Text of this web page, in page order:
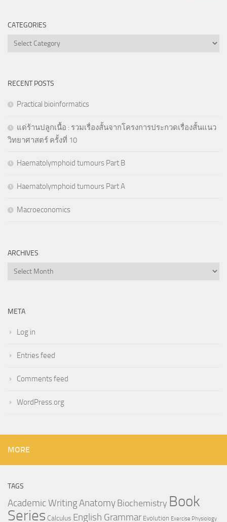
CATEGORIES
Categories
RECENT POSTS
Practical bioinformatics
แด่ร้านปลูกเนื้อ : รวมเรื่องสั้นจากโครงการประกวดเรื่องสั้นแนว
วิทยาศาสตร์ ครั้งที่ 10
Haematolymphoid tumours Part B
Haematolymphoid tumours Part A
Macroeconomics
ARCHIVES
Archives
META
Log in
Entries feed
Comments feed
WordPress.org
MORE
TAGS
Academic WritingAnatomy Biochemistry Book
Series Calculus English Grammar Evolution Exercise Physiology